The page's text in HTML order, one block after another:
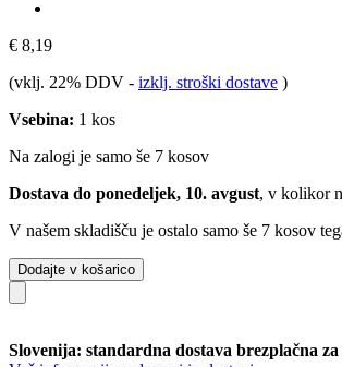
€ 8,19
(vklj. 22% DDV - izklj. stroški dostave )
Vsebina: 1 kos
Na zalogi je samo še 7 kosov
Dostava do ponedeljek, 10. avgust, v kolikor
V našem skladišču je ostalo samo še 7 kosov
Dodajte v košarico
Slovenija: standardna dostava brezplačna